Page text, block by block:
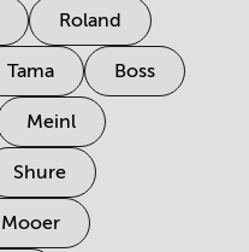
Roland
Tama Boss
Meinl
Shure
Mooer